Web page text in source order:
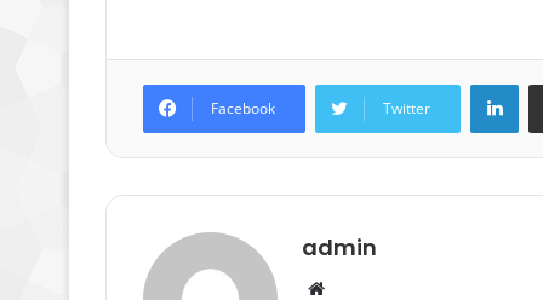
Facebook Twitter
admin
Web